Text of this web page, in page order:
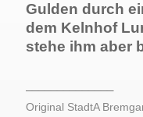
Gulden durch
dem Kelnhof
stehe ihm aber
Original StadtA